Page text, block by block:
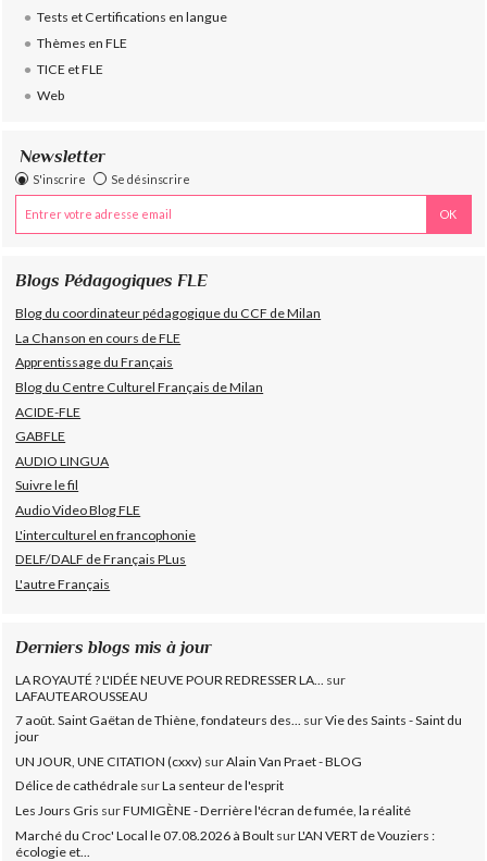
Tests et Certifications en langue
Thèmes en FLE
TICE et FLE
Web
Newsletter
S'inscrire Se désinscrire
Blogs Pédagogiques FLE
Blog du coordinateur pédagogique du CCF de Milan
La Chanson en cours de FLE
Apprentissage du Français
Blog du Centre Culturel Français de Milan
ACIDE-FLE
GABFLE
AUDIO LINGUA
Suivre le fil
Audio Video Blog FLE
L'interculturel en francophonie
DELF/DALF de Français PLus
L'autre Français
Derniers blogs mis à jour
LA ROYAUTÉ ? L'IDÉE NEUVE POUR REDRESSER LA...
sur
LAFAUTEAROUSSEAU
7 août. Saint Gaëtan de Thiène, fondateurs des... surVie des Saints - Saint du
jour
UN JOUR, UNE CITATION (cxxv) surAlain Van Praet - BLOG
Délice de cathédrale surLa senteur de l'esprit
Les Jours Gris surFUMIGÈNE - Derrière l'écran de fumée, la réalité
Marché du Croc' Local le 07.08.2026 à Boult surL'AN VERT de Vouziers :
écologie et...